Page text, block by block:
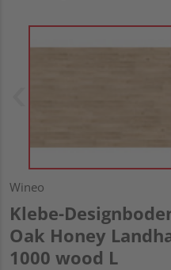
Wineo
Klebe-
Oak Honey
1000 wood L